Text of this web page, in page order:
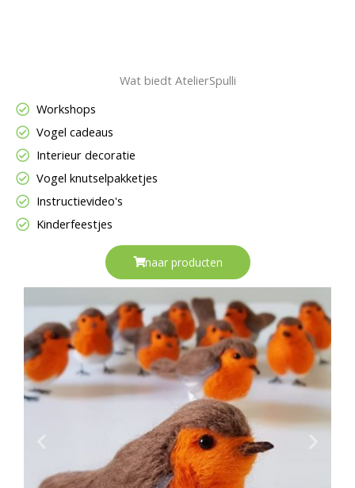
Wat biedt AtelierSpulli
Workshops
Vogel cadeaus
Interieur decoratie
Vogel knutselpakketjes
Instructievideo's
Kinderfeestjes
naar producten